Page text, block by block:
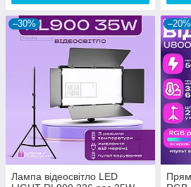
–30%
Лампа відеосвітло LED
–20%